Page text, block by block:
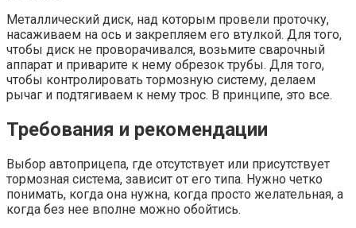
Металлический диск, над которым провели проточку,
насаживаем на ось и закрепляем его втулкой. Для того,
чтобы диск не проворачивался, возьмите сварочный
аппарат и приварите к нему обрезок трубы. Для того,
чтобы контролировать тормозную систему, делаем
рычаг и подтягиваем к нему трос. В принципе, это все.
Требования и рекомендации
Выбор автоприцепа, где отсутствует или присутствует
тормозная система, зависит от его типа. Нужно четко
понимать, когда она нужна, когда просто желательная, а
когда без нее вполне можно обойтись.